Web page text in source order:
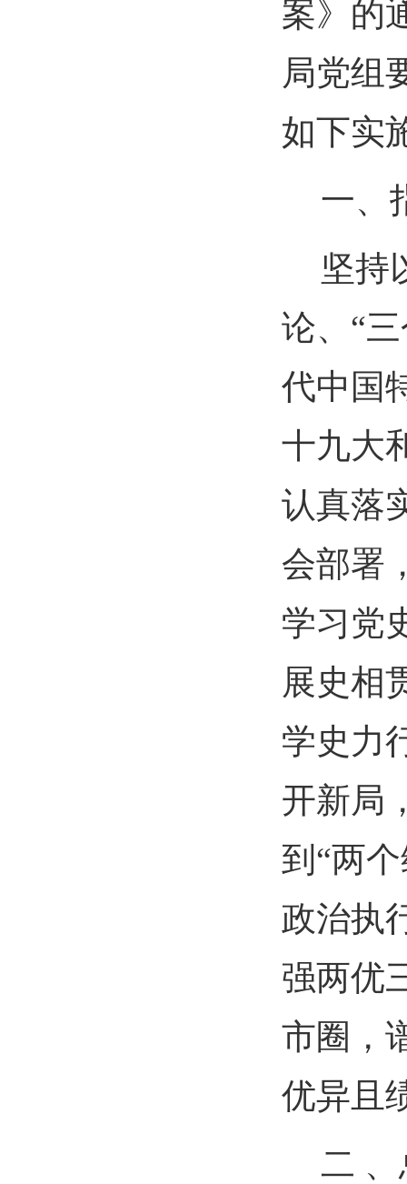
案》的
局党组
如下实
一、
坚持
论、“
代中国
十九大
认真落
会部署
学习党
展史相
学史力
开新局
到“两
政治执
强两优
市圈，
优异且
二